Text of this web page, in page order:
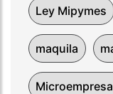
Ley Mipymes
maquila